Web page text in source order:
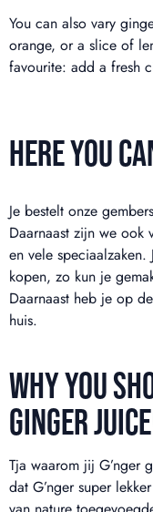
You can also vary
orange, or a slice of
favourite: add a fresh
HERE YOU
Je bestelt onze
Daarnaast zijn we ook
en vele
kopen, zo kun je
Daarnaast heb je op
huis.
WHY YOU
GINGER
Tja waarom jij G’nger
dat G’nger super